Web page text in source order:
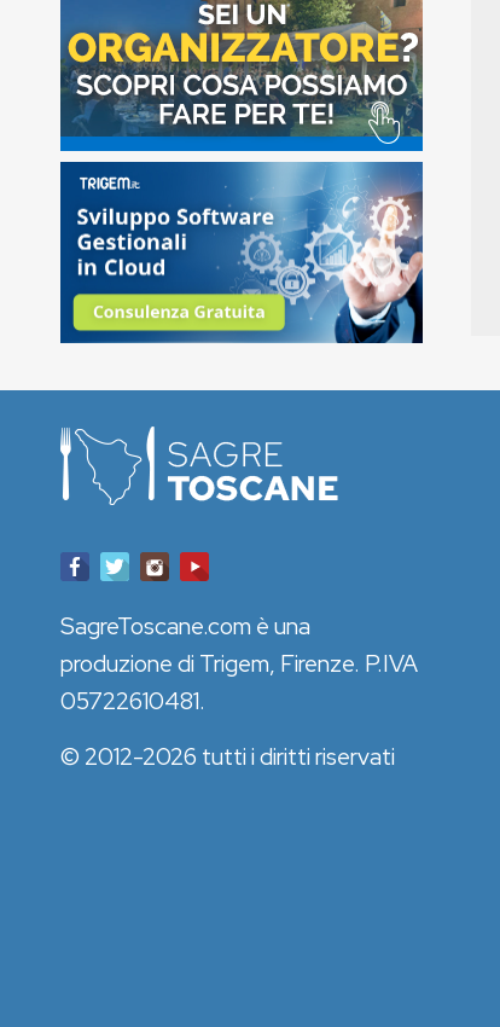
SagreToscane.com è una
produzione di Trigem, Firenze. P.IVA
05722610481.
© 2012-2026 tutti i diritti riservati